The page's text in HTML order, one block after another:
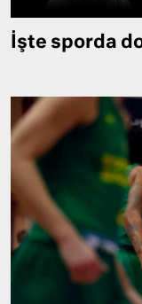
İşte sporda